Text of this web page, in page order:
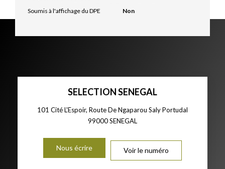
Soumis à l'affichage du DPE Non
SELECTION SENEGAL
101 Cité L'Espoir, Route De Ngaparou Saly Portudal
99000SENEGAL
Nous écrire Voir le numéro